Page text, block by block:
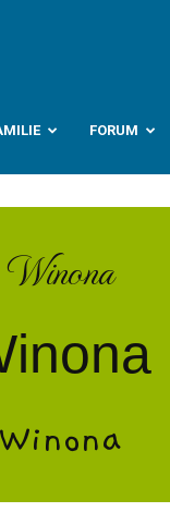
FORUM
Winona
Winona